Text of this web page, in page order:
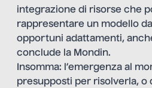
integrazione di risorse che
rappresentare un modello
opportuni adattamenti,
conclude la Mondin.
Insomma: l’emergenza al
presupposti per risolverla, o